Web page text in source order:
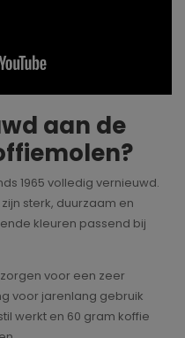
aan de
1965 volledig vernieuwd.
sterk, duurzaam en
kleuren passend bij
voor een zeer
voor jarenlang gebruik
werkt en 60 gram koffie